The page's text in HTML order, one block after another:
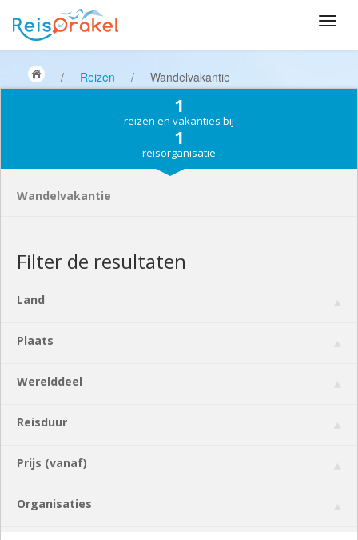
/ Reizen / Wandelvakantie
1
reizen en vakanties bij
1
reisorganisatie
Wandelvakantie
Filter de resultaten
Land
Plaats
Werelddeel
Reisduur
Prijs (vanaf)
Organisaties